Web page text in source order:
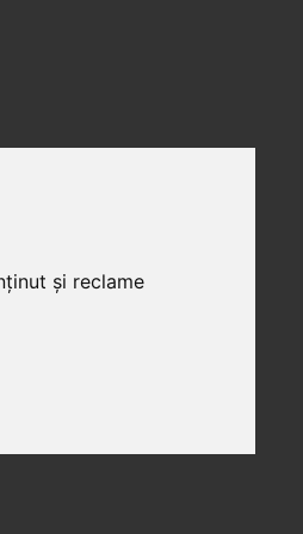
și reclame